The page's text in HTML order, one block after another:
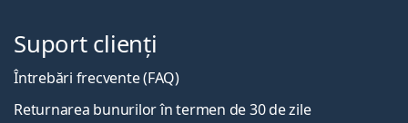
Suport clienți
Întrebări frecvente (FAQ)
Returnarea bunurilor în termen de 30 de zile